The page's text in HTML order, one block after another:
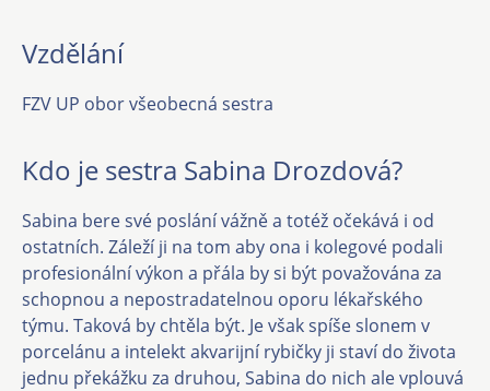
Vzdělání
FZV UP obor všeobecná sestra
Kdo je sestra Sabina Drozdová?
Sabina bere své poslání vážně a totéž očekává i od
ostatních. Záleží ji na tom aby ona i kolegové podali
profesionální výkon a přála by si být považována za
schopnou a nepostradatelnou oporu lékařského
týmu. Taková by chtěla být. Je však spíše slonem v
porcelánu a intelekt akvarijní rybičky ji staví do života
jednu překážku za druhou, Sabina do nich ale vplouvá